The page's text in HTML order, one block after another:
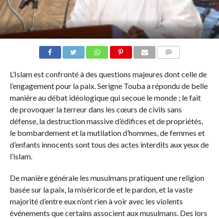
L’Islam est confronté à des questions majeures dont celle de
l’engagement pour la paix. Serigne Touba a répondu de belle
manière au débat idéologique qui secoue le monde ; le fait
de provoquer la terreur dans les cœurs de civils sans
défense, la destruction massive d’édifices et de propriétés,
le bombardement et la mutilation d’hommes, de femmes et
d’enfants innocents sont tous des actes interdits aux yeux de
l’islam.
De manière générale les musulmans pratiquent une religion
basée sur la paix, la miséricorde et le pardon, et la vaste
majorité d’entre eux n’ont rien à voir avec les violents
événements que certains associent aux musulmans. Des lors